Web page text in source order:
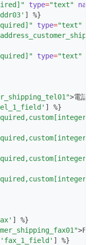
type="text" name
] %}
type="text"
type="text"
>電話
] %}
] %}
>FAX
'fax_1_field' ] %}